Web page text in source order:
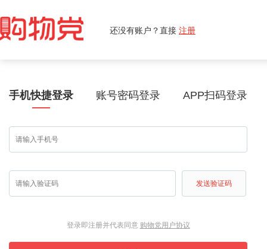
还没有账户？直接 注册
手机快捷登录 账号密码登录 APP扫码登录
发送验证码
登录即注册并代表同意 购物党用户协议